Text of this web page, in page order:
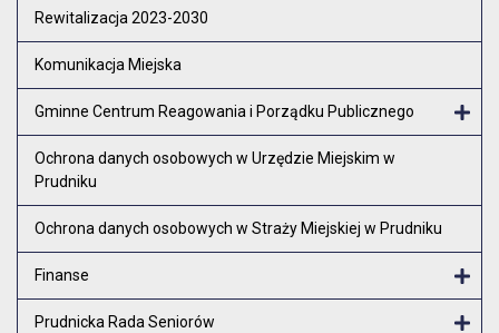
Rewitalizacja 2023-2030
Komunikacja Miejska
Gminne Centrum Reagowania i Porządku Publicznego
Ochrona danych osobowych w Urzędzie Miejskim w
Prudniku
Ochrona danych osobowych w Straży Miejskiej w Prudniku
Finanse
Prudnicka Rada Seniorów